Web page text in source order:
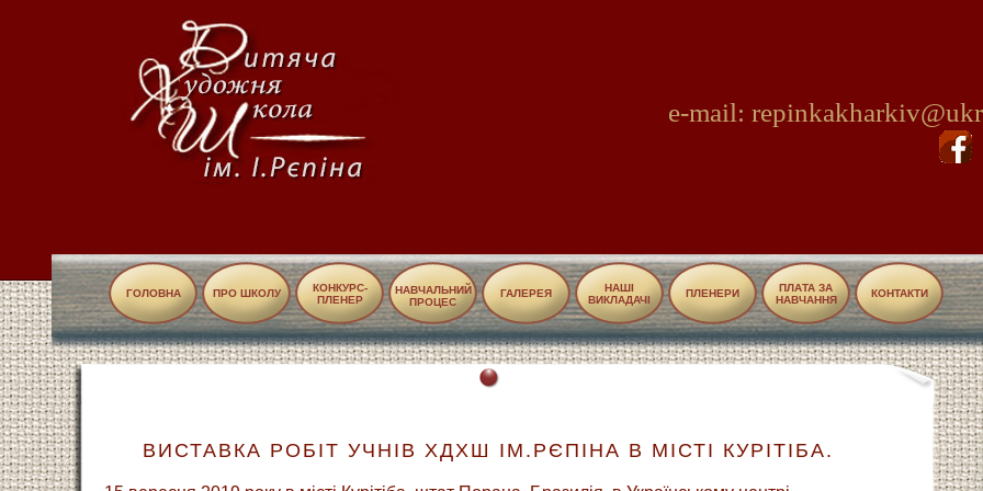
e-mail:
ГОЛОВНА ПРО ШКОЛУ
КОНКУРС-
ПЛЕНЕР
НАВЧАЛЬНИЙ
ПРОЦЕС
ГАЛЕРЕЯ
НАШІ
ВИКЛАДАЧІ
ПЛЕНЕРИ
ПЛАТА ЗА
НАВЧАННЯ
КОНТАКТИ
ВИСТАВКА РОБІТ УЧНІВ ХДХШ ІМ.РЄПІНА В МІСТІ КУРІТІБА.